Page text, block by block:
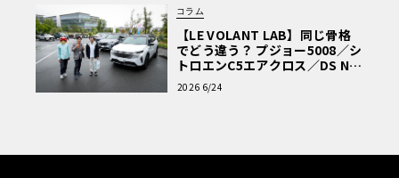
終わらないクルマいじり。カスタムとメンテナンスの
日々
ミニを長年乗り継いでいるオーナーだけに、そのノウハウ
を修理以外にも活かし、ラバーコーンをスプリングに変更
コラム
【LE VOLANT LAB】同じ骨格
でどう違う？ プジョー5008／シ
トロエンC5エアクロス／DS Nº4
読者一気乗りレポート
2026 6/24